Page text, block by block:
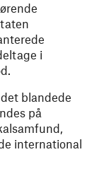
i
blandede
på
international